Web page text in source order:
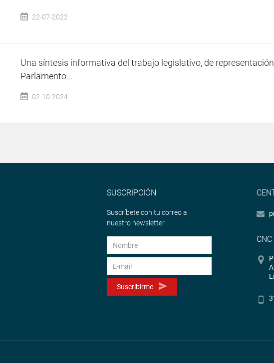
22-07-2022
Una síntesis informativa del trabajo legislativo, de
Parlamento...
02-10-2024
SUSCRIPCIÓN
Suscríbete con tu correo a
nuestro newsletter.
Suscribirme
CNC